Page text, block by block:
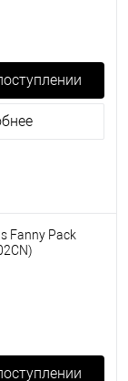
Fanny Pack